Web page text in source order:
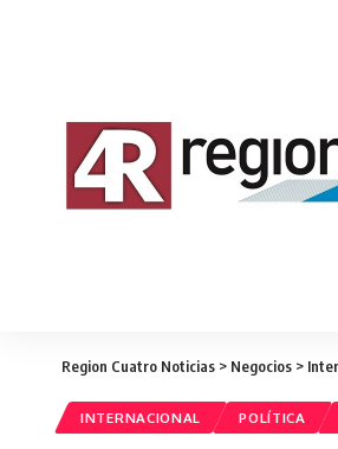
Region Cuatro Noticias > Negocios >
INTERNACIONAL POLÍTICA